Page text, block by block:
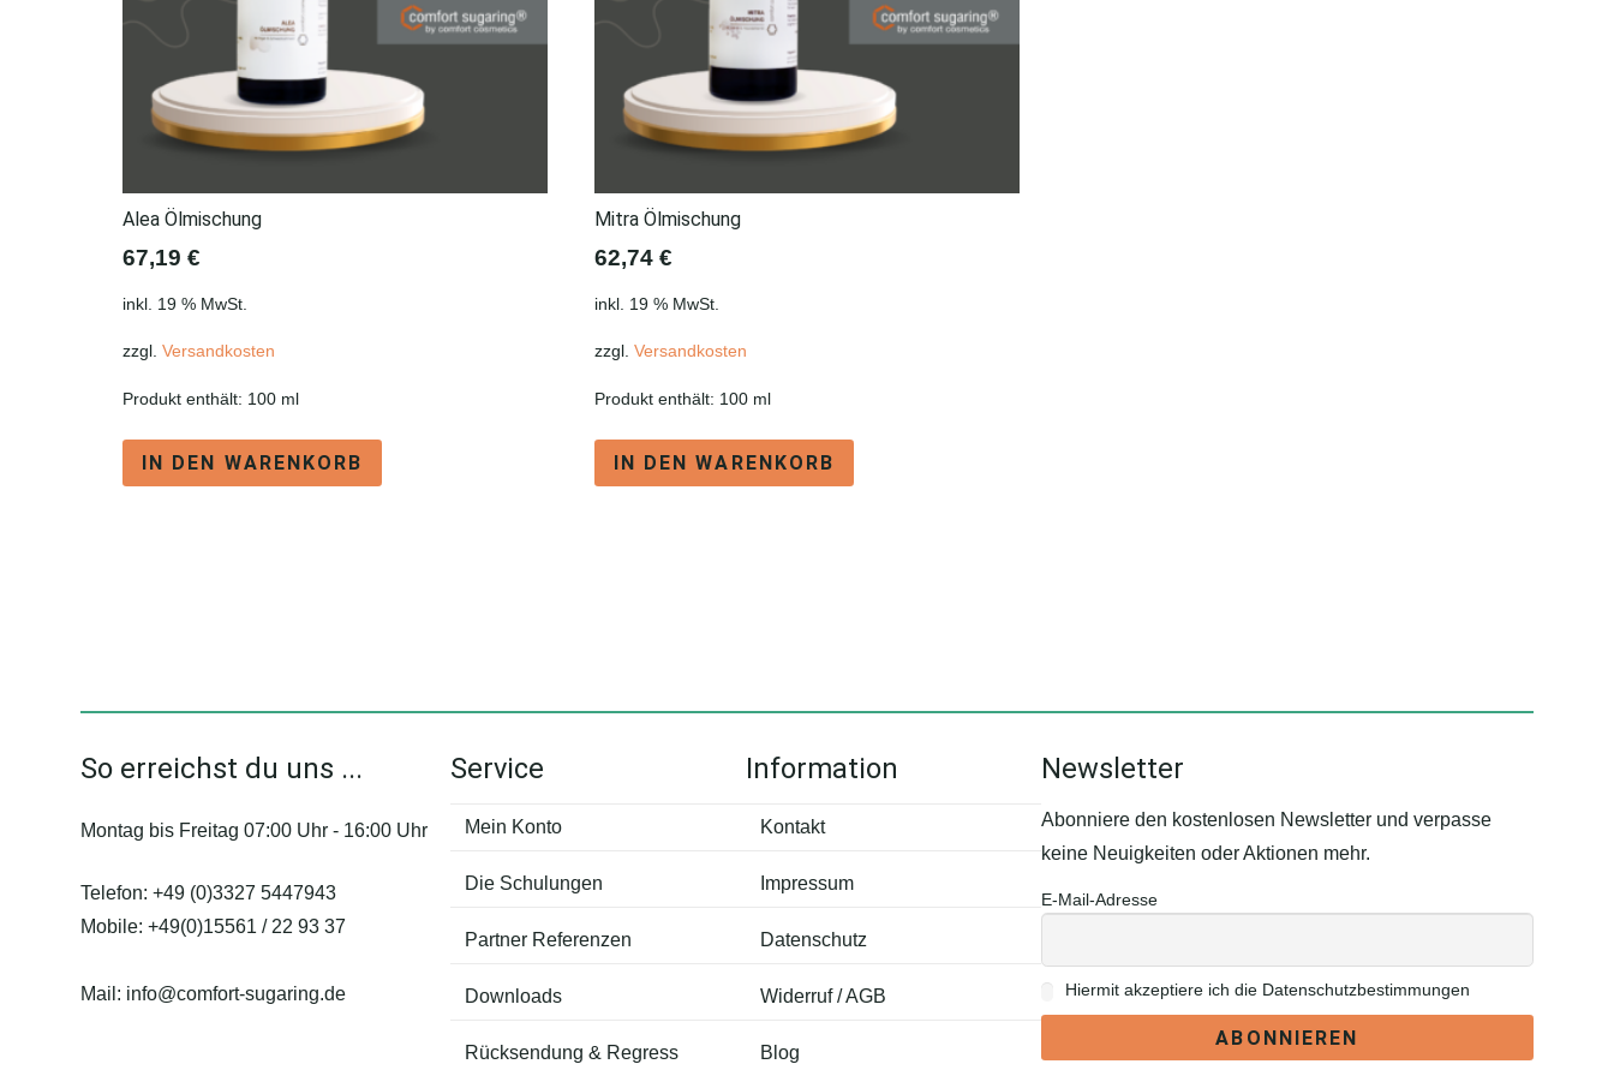
Alea Ölmischung
67,19 €
inkl. 19 % MwSt.
zzgl. Versandkosten
Produkt enthält: 100 ml
IN DEN WARENKORB
Mitra Ölmischung
62,74 €
inkl. 19 % MwSt.
zzgl. Versandkosten
Produkt enthält: 100 ml
IN DEN WARENKORB
So erreichst du uns ...
Montag bis Freitag 07:00 Uhr - 16:00 Uhr
Telefon:+49 (0)3327 5447943
Mobile:+49(0)15561 / 22 93 37
Mail: info@comfort-sugaring.de
Service
Mein Konto
Die Schulungen
Partner Referenzen
Downloads
Rücksendung & Regress
Information
Kontakt
Impressum
Datenschutz
Widerruf / AGB
Blog
Newsletter
Abonniere den kostenlosen Newsletter und verpasse
keine Neuigkeiten oder Aktionen mehr.
E-Mail-Adresse
Hiermit akzeptiere ich die Datenschutzbestimmungen